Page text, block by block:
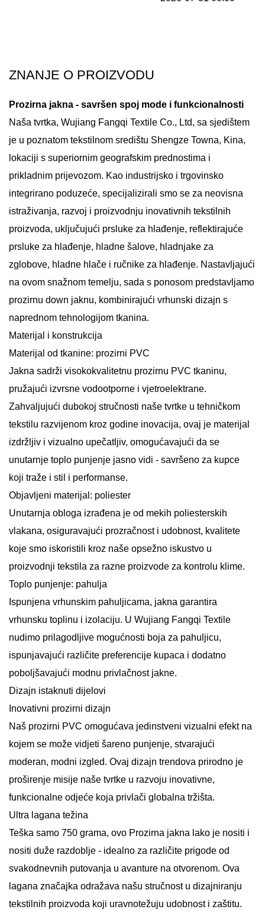
ZNANJE O PROIZVODU
Prozirna jakna - savršen spoj mode i funkcionalnosti
Naša tvrtka, Wujiang Fangqi Textile Co., Ltd, sa sjedištem
je u poznatom tekstilnom središtu Shengze Towna, Kina,
lokaciji s superiornim geografskim prednostima i
prikladnim prijevozom. Kao industrijsko i trgovinsko
integrirano poduzeće, specijalizirali smo se za neovisna
istraživanja, razvoj i proizvodnju inovativnih tekstilnih
proizvoda, uključujući prsluke za hlađenje, reflektirajuće
prsluke za hlađenje, hladne šalove, hladnjake za
zglobove, hladne hlače i ručnike za hlađenje. Nastavljajući
na ovom snažnom temelju, sada s ponosom predstavljamo
prozirnu down jaknu, kombinirajući vrhunski dizajn s
naprednom tehnologijom tkanina.
Materijal i konstrukcija
Materijal od tkanine: prozirni PVC
Jakna sadrži visokokvalitetnu prozirnu PVC tkaninu,
pružajući izvrsne vodootporne i vjetroelektrane.
Zahvaljujući dubokoj stručnosti naše tvrtke u tehničkom
tekstilu razvijenom kroz godine inovacija, ovaj je materijal
izdržljiv i vizualno upečatljiv, omogućavajući da se
unutarnje toplo punjenje jasno vidi - savršeno za kupce
koji traže i stil i performanse.
Objavljeni materijal: poliester
Unutarnja obloga izrađena je od mekih poliesterskih
vlakana, osiguravajući prozračnost i udobnost, kvalitete
koje smo iskoristili kroz naše opsežno iskustvo u
proizvodnji tekstila za razne proizvode za kontrolu klime.
Toplo punjenje: pahulja
Ispunjena vrhunskim pahuljicama, jakna garantira
vrhunsku toplinu i izolaciju. U Wujiang Fangqi Textile
nudimo prilagodljive mogućnosti boja za pahuljicu,
ispunjavajući različite preferencije kupaca i dodatno
poboljšavajući modnu privlačnost jakne.
Dizajn istaknuti dijelovi
Inovativni prozirni dizajn
Naš prozirni PVC omogućava jedinstveni vizualni efekt na
kojem se može vidjeti šareno punjenje, stvarajući
moderan, modni izgled. Ovaj dizajn trendova prirodno je
proširenje misije naše tvrtke u razvoju inovativne,
funkcionalne odjeće koja privlači globalna tržišta.
Ultra lagana težina
Teška samo 750 grama, ovo Prozirna jakna lako je nositi i
nositi duže razdoblje - idealno za različite prigode od
svakodnevnih putovanja u avanture na otvorenom. Ova
lagana značajka odražava našu stručnost u dizajniranju
tekstilnih proizvoda koji uravnotežuju udobnost i zaštitu.